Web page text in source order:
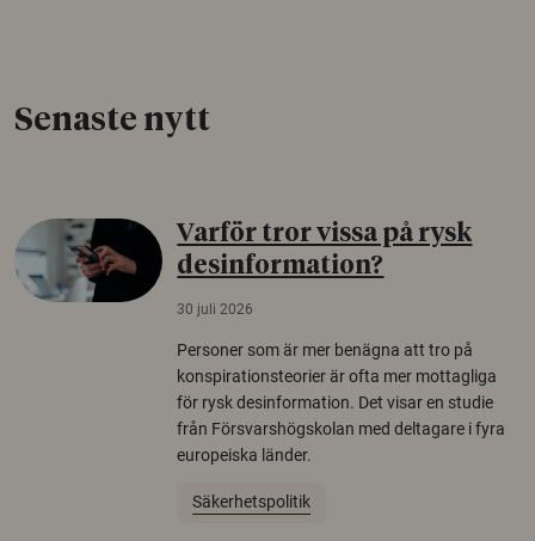
Senaste nytt
Varför tror vissa på rysk
desinformation?
30 juli 2026
Personer som är mer benägna att tro på
konspirationsteorier är ofta mer mottagliga
för rysk desinformation. Det visar en studie
från Försvarshögskolan med deltagare i fyra
europeiska länder.
Säkerhetspolitik